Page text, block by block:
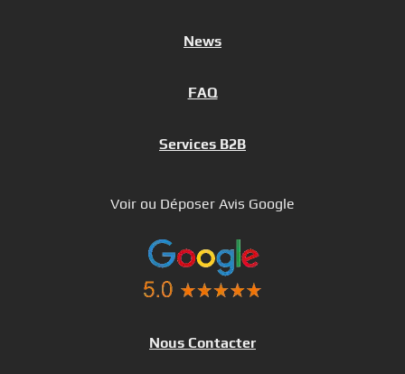
News
FAQ
Services B2B
Voir ou Déposer Avis Google
Nous Contacter